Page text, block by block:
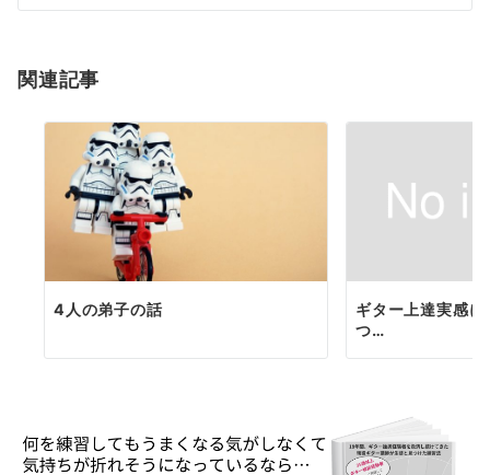
シ
ン
関連記事
4人の弟子の話
ギター上達実感
つ…